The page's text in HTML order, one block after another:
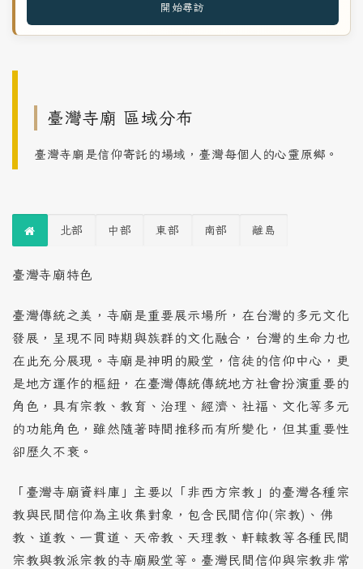
開始尋訪
臺灣寺廟 區域分布
臺灣寺廟是信仰寄託的場域，臺灣每個人的心靈原鄉。
北部 中部 東部 南部 離島
臺灣寺廟特色
臺灣傳統之美，寺廟是重要展示場所，在台灣的多元文化
發展，呈現不同時期與族群的文化融合，台灣的生命力也
在此充分展現。寺廟是神明的殿堂，信徒的信仰中心，更
是地方運作的樞紐，在臺灣傳統傳統地方社會扮演重要的
角色，具有宗教、教育、治理、經濟、社福、文化等多元
的功能角色，雖然隨著時間推移而有所變化，但其重要性
卻歷久不衰。
「臺灣寺廟資料庫」主要以「非西方宗教」的臺灣各種宗
教與民間信仰為主收集對象，包含民間信仰(宗教)、佛
教、道教、一貫道、天帝教、天理教、軒轅教等各種民間
宗教與教派宗教的寺廟殿堂等。臺灣民間信仰與宗教非常